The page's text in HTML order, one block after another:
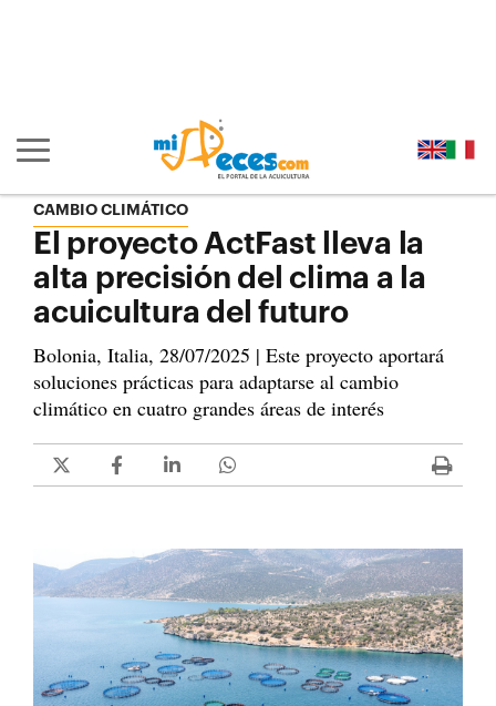
Mostrar/ocultar navegación principal
CAMBIO CLIMÁTICO
El proyecto ActFast lleva la
alta precisión del clima a la
acuicultura del futuro
Bolonia, Italia, 28/07/2025 | Este proyecto aportará
soluciones prácticas para adaptarse al cambio
climático en cuatro grandes áreas de interés